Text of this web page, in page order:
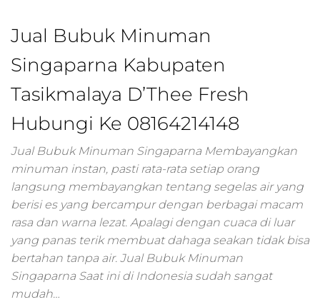
marketing,jasa
agency,para
marketing,ppl
marketing
digital,online
marketing
digital,digital
marketing
sms,promosi
digital,promosi
marketing,paket
digital
online
Jual Bubuk Minuman
Singaparna Kabupaten
Tasikmalaya D’Thee Fresh
Hubungi Ke 08164214148
Jual Bubuk Minuman Singaparna Membayangkan
minuman instan, pasti rata-rata setiap orang
langsung membayangkan tentang segelas air yang
berisi es yang bercampur dengan berbagai macam
rasa dan warna lezat. Apalagi dengan cuaca di luar
yang panas terik membuat dahaga seakan tidak bisa
bertahan tanpa air. Jual Bubuk Minuman
Singaparna Saat ini di Indonesia sudah sangat
mudah…